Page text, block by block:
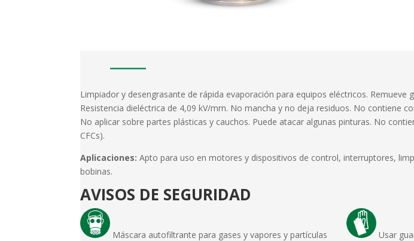
Limpiador y desengrasante de rápida evaporación para equipos eléctricos.
Resistencia dieléctrica de 4,09 kV/mm. No mancha y no deja residuos. No contiene
No aplicar sobre partes plásticas y cauchos. Puede atacar algunas pinturas. No
CFCs).
Aplicaciones: Apto para uso en motores y dispositivos de control, interruptores,
bobinas.
AVISOS DE SEGURIDAD
Máscara autofiltrante para gases y vapores y partículas Usar